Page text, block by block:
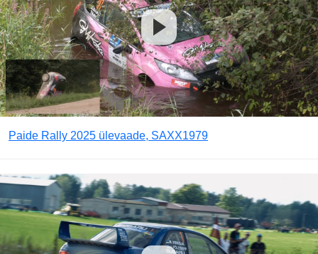
Paide Rally 2025 ülevaade, SAXX1979